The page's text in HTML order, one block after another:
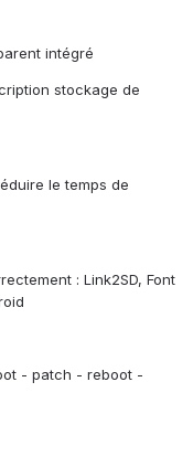
intégré
stockage de
le temps de
: Link2SD, Font
- patch - reboot -